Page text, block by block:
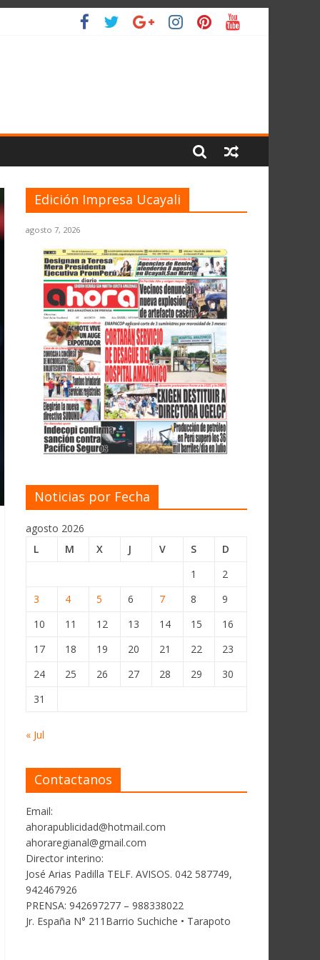
Edición Impresa Ucayali
agosto 7, 2026
Noticias por Fecha
agosto 2026
L
M X J V S
D
1
2
3
4 5 6 7 8
9
10
11 12 13 14 15
16
17
18 19 20 21 22
23
24
25 26 27 28 29
30
31
« Jul
Contactanos
Email:
ahorapublicidad@hotmail.com
ahoraregianal@gmail.com
Director interino:
José Arias Padilla TELF. AVISOS. 042 587749,
942467926
PRENSA: 942697277 – 988338022
Jr. España N° 211Barrio Suchiche • Tarapoto